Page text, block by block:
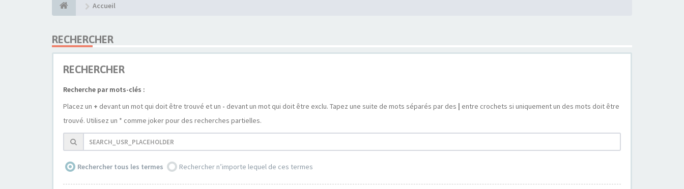
Accueil
RECHERCHER
RECHERCHER
Recherche par mots-clés :
Placez un + devant un mot qui doit être trouvé et un - devant un mot qui doit être exclu. Tapez une suite de mots séparés par des | entre crochets si uniquement un des mots doit être
trouvé. Utilisez un * comme joker pour des recherches partielles.
Rechercher tous les termes Rechercher n’importe lequel de ces termes